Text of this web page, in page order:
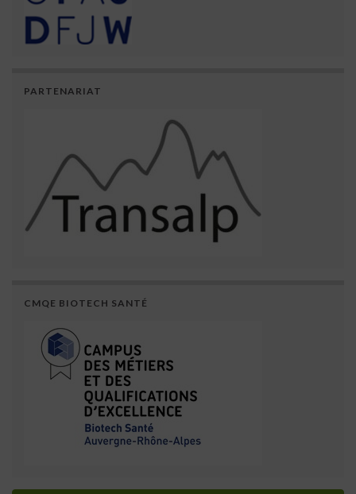
PARTENARIAT
CMQE BIOTECH SANTÉ